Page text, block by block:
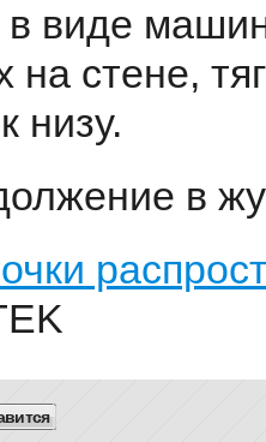
в виде
стене,
низу.
в